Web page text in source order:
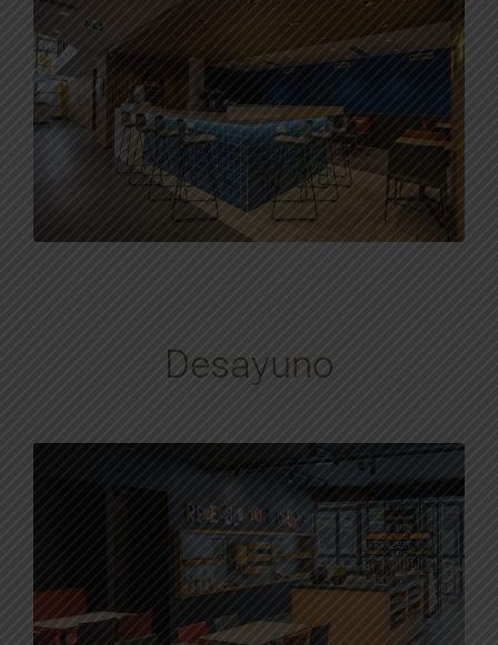
Desayuno